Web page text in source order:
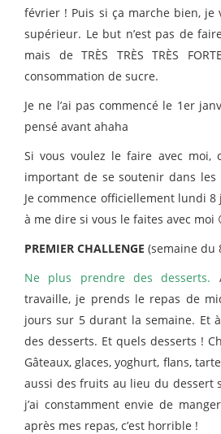
février ! Puis si ça marche bien, je
supérieur. Le but n’est pas de
mais de TRÈS TRÈS TRÈS
consommation de sucre.
Je ne l’ai pas commencé le 1er
pensé avant ahaha
Si vous voulez le faire avec moi,
important de se soutenir dans
Je commence officiellement lundi 8
à me dire si vous le faites avec moi
PREMIER CHALLENGE (semaine du
Ne plus prendre des desserts.
travaille, je prends le repas de
jours sur 5 durant la semaine. Et
des desserts. Et quels desserts !
Gâteaux, glaces, yoghurt, flans,
aussi des fruits au lieu du dessert
j’ai constamment envie de
après mes repas, c’est horrible !